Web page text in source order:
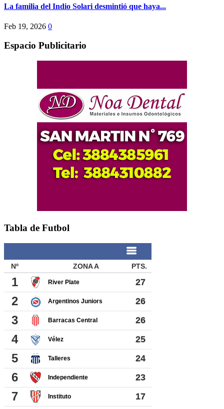
La familia del Indio Solari desmintió que haya...
Feb 19, 2026 0
Espacio Publicitario
Tabla de Futbol